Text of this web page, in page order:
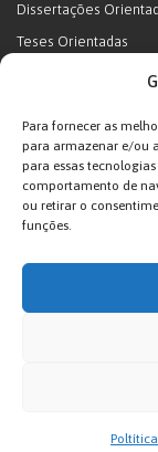
Para fornecer as
para armazenar e/ou
para essas
comportamento de
ou retirar o
funções.
Dissertações
Teses Orientadas
Livros (dissertações e
Supervisão de pós-
Supervisão de pós-
Orientações de outra
Exposições
Terras Indígenas
Projetos